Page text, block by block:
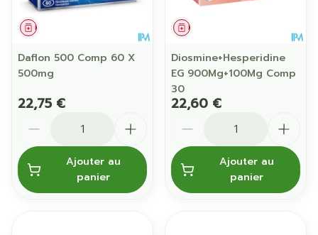
Médicament
Daflon 500 Comp 60 X
500mg
22,75 €
Ajouter au
panier
Médicament
Diosmine+Hesperidine
EG 900Mg+100Mg Comp
30
22,60 €
Ajouter au
panier